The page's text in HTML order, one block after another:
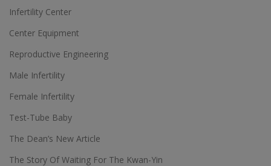
Infertility Center
Center Equipment
Reproductive Engineering
Male Infertility
Female Infertility
Test-Tube Baby
The Dean’s New Article
The Story Of Waiting For The Kwan-Yin